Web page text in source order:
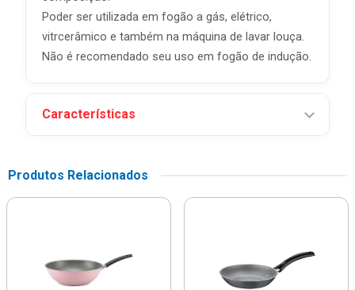
Poder ser utilizada em fogão a gás, elétrico,
vitrcerâmico e também na máquina de lavar louça.
Não é recomendado seu uso em fogão de indução.
Características
Produtos Relacionados